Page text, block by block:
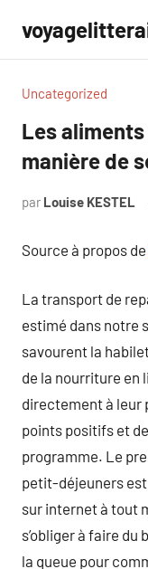
contenu
Uncategorized
Les
manière de
par Louise KESTEL
Source à propos de
La transport de
estimé dans notre
savourent la
de la nourriture en
directement à leur
points positifs et
programme. Le
petit-déjeuners
sur internet à tout
s’obliger à faire
la queue pour